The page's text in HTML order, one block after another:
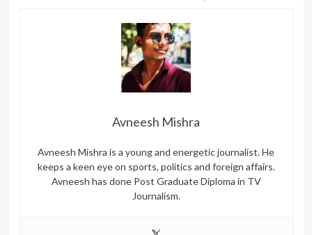
Avneesh Mishra
Avneesh Mishra is a young and energetic journalist. He
keeps a keen eye on sports, politics and foreign affairs.
Avneesh has done Post Graduate Diploma in TV
Journalism.